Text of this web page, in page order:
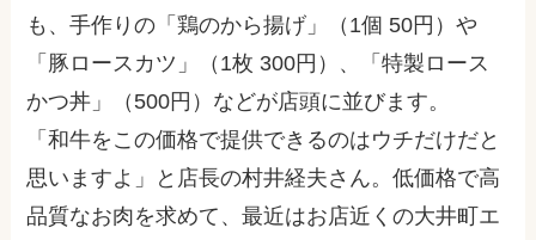
も、手作りの「鶏のから揚げ」（1個 50円）や
「豚ロースカツ」（1枚 300円）、「特製ロース
かつ丼」（500円）などが店頭に並びます。
「和牛をこの価格で提供できるのはウチだけだと
思いますよ」と店長の村井経夫さん。低価格で高
品質なお肉を求めて、最近はお店近くの大井町エ